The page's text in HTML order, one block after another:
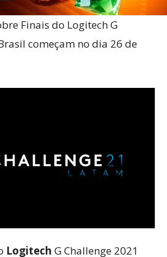
Finais do Logitech G
começam no dia 26 de
Logitech G Challenge 2021